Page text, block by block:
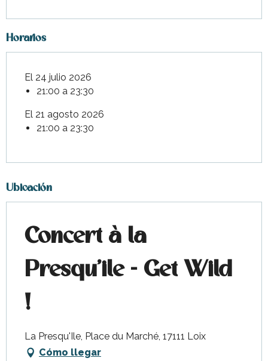
Horarios
El 24 julio 2026
21:00 a 23:30
El 21 agosto 2026
21:00 a 23:30
Ubicación
Concert à la
Presqu'ile - Get Wild
!
La Presqu'Ile, Place du Marché, 17111 Loix
Cómo llegar